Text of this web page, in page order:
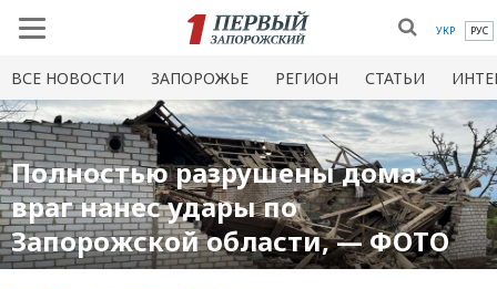
УКР РУС
ВСЕ НОВОСТИ ЗАПОРОЖЬЕ РЕГИОН СТАТЬИ
Полностью разрушены дома:
враг нанес удары по
Запорожской области, — ФОТО